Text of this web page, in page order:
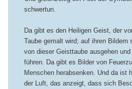
schwertun.
Da gibt es den Heiligen Geist, der
Taube gemalt wird; auf ihren Bildern
von dieser Geisttaube ausgehen
führen. Da gibt es Bilder von
Menschen herabsenken. Und da ist
der Luft, das anzeigt, dass sich